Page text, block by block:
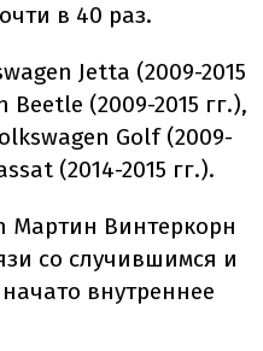
в 40 раз.
Jetta (2009-2015
Beetle (2009-2015 гг.),
Golf (2009-
(2014-2015 гг.).
Мартин Винтеркорн
со случившимся и
внутреннее